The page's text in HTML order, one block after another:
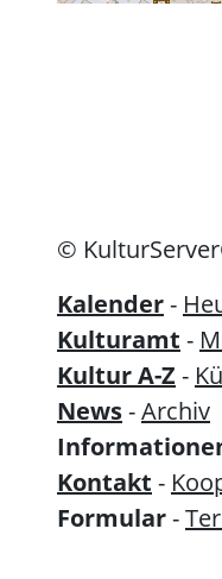
©
Kalender-
Kulturamt -
Kultur A-Z-
News-Archiv
Kontakt -
Formular-